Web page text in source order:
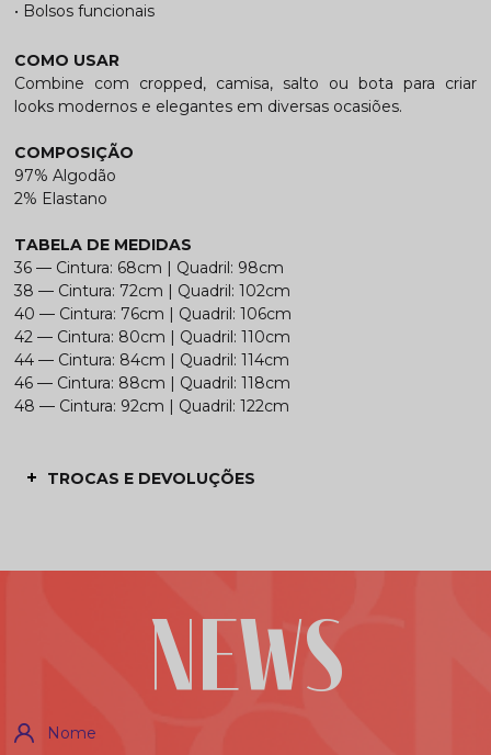
• Bolsos funcionais
COMO USAR
Combine com cropped, camisa, salto ou bota para criar
looks modernos e elegantes em diversas ocasiões.
COMPOSIÇÃO
97% Algodão
2% Elastano
TABELA DE MEDIDAS
36 — Cintura: 68cm | Quadril: 98cm
38 — Cintura: 72cm | Quadril: 102cm
40 — Cintura: 76cm | Quadril: 106cm
42 — Cintura: 80cm | Quadril: 110cm
44 — Cintura: 84cm | Quadril: 114cm
46 — Cintura: 88cm | Quadril: 118cm
48 — Cintura: 92cm | Quadril: 122cm
TROCAS E DEVOLUÇÕES
NEWS
Nome